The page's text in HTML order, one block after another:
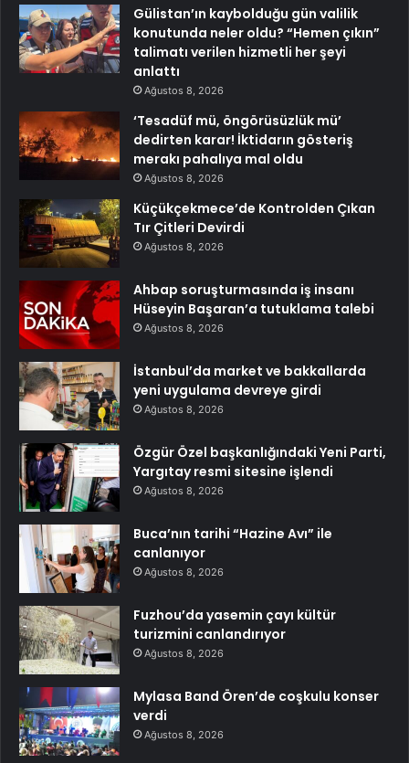
Gülistan’ın kaybolduğu gün valilik
konutunda neler oldu? “Hemen çıkın”
talimatı verilen hizmetli her şeyi
anlattı
Ağustos 8, 2026
‘Tesadüf mü, öngörüsüzlük mü’
dedirten karar! İktidarın gösteriş
merakı pahalıya mal oldu
Ağustos 8, 2026
Küçükçekmece’de Kontrolden Çıkan
Tır Çitleri Devirdi
Ağustos 8, 2026
Ahbap soruşturmasında iş insanı
Hüseyin Başaran’a tutuklama talebi
Ağustos 8, 2026
İstanbul’da market ve bakkallarda
yeni uygulama devreye girdi
Ağustos 8, 2026
Özgür Özel başkanlığındaki Yeni Parti,
Yargıtay resmi sitesine işlendi
Ağustos 8, 2026
Buca’nın tarihi “Hazine Avı” ile
canlanıyor
Ağustos 8, 2026
Fuzhou’da yasemin çayı kültür
turizmini canlandırıyor
Ağustos 8, 2026
Mylasa Band Ören’de coşkulu konser
verdi
Ağustos 8, 2026